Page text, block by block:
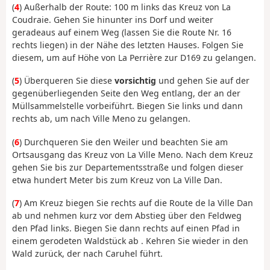
(4) Außerhalb der Route: 100 m links das Kreuz von La
Coudraie. Gehen Sie hinunter ins Dorf und weiter
geradeaus auf einem Weg (lassen Sie die Route Nr. 16
rechts liegen) in der Nähe des letzten Hauses. Folgen Sie
diesem, um auf Höhe von La Perrière zur D169 zu gelangen.
(5) Überqueren Sie diese vorsichtig und gehen Sie auf der
gegenüberliegenden Seite den Weg entlang, der an der
Müllsammelstelle vorbeiführt. Biegen Sie links und dann
rechts ab, um nach Ville Meno zu gelangen.
(6) Durchqueren Sie den Weiler und beachten Sie am
Ortsausgang das Kreuz von La Ville Meno. Nach dem Kreuz
gehen Sie bis zur Departementsstraße und folgen dieser
etwa hundert Meter bis zum Kreuz von La Ville Dan.
(7) Am Kreuz biegen Sie rechts auf die Route de la Ville Dan
ab und nehmen kurz vor dem Abstieg über den Feldweg
den Pfad links. Biegen Sie dann rechts auf einen Pfad in
einem gerodeten Waldstück ab . Kehren Sie wieder in den
Wald zurück, der nach Caruhel führt.